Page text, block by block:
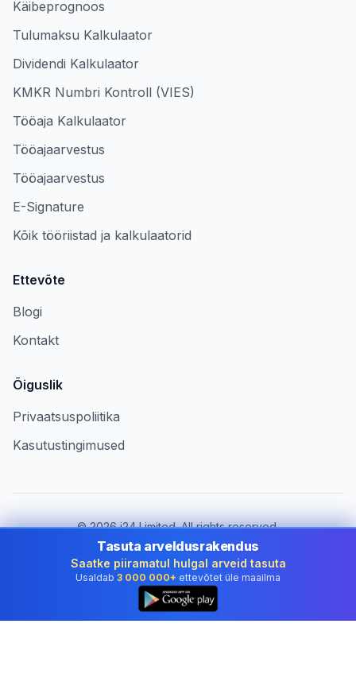
Käibeprognoos
Tulumaksu Kalkulaator
Dividendi Kalkulaator
KMKR Numbri Kontroll (VIES)
Tööaja Kalkulaator
Tööajaarvestus
Tööajaarvestus
E-Signature
Kõik tööriistad ja kalkulaatorid
Ettevõte
Blogi
Kontakt
Õiguslik
Privaatsuspoliitika
Kasutustingimused
©2026i24 Limited. All rights reserved.
Ettevõtetele riigis Estonia
Muuda riiki:
Estonia
Tasuta arveldusrakendus
Saatke piiramatul hulgal arveid tasuta
Usaldab 3 000 000+ ettevõtet üle maailma